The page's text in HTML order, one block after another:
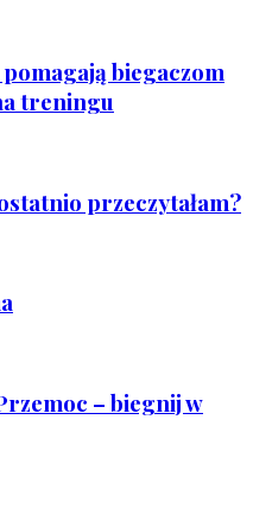
biegaczom
treningu
przeczytałam?
– biegnij w